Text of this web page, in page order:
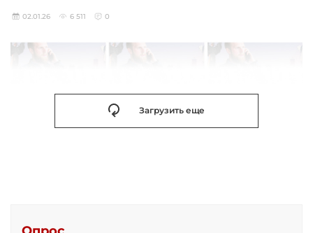
02.01.26 6 511 0
Загрузить еще